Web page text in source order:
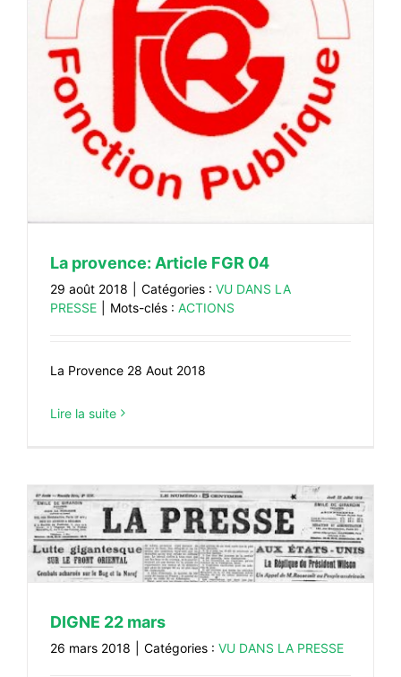
La provence: Article FGR 04
29 août 2018 Catégories : VU DANS LA
PRESSE
Mots-clés : ACTIONS
La Provence 28 Aout 2018
Lire la suite
DIGNE 22 mars
26 mars 2018 Catégories : VU DANS LA PRESSE